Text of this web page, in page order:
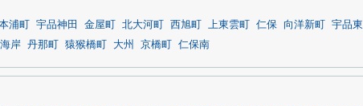
浦町 宇品神田 金屋町 北大河町 西旭町 上東雲町 仁保 向洋新町 宇品東
岸 丹那町 猿猴橋町 大州 京橋町 仁保南